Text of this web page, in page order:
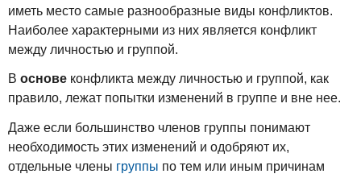
иметь место самые разнообразные виды конфликтов.
Наиболее характерными из них является конфликт
между личностью и группой.
В основе конфликта между личностью и группой, как
правило, лежат попытки изменений в группе и вне нее.
Даже если большинство членов группы понимают
необходимость этих изменений и одобряют их,
отдельные члены группы по тем или иным причинам